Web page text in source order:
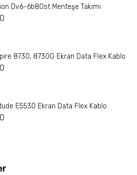
Dv6-6b80st Menteşe Takımı
8730, 8730G Ekran Data Flex Kablo
E5530 Ekran Data Flex Kablo